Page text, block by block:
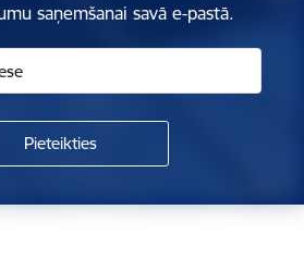
saņemšanai savā e-pastā.